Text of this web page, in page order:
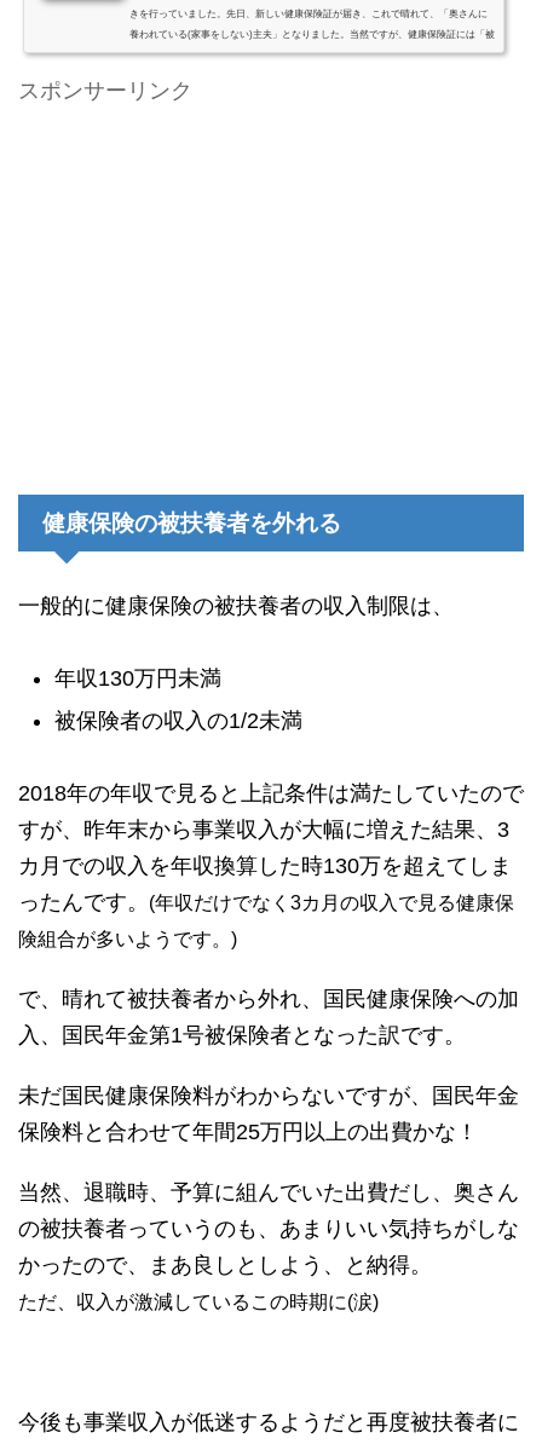
きを行っていました。先日、新しい健康保険証が届き、これで晴れて、「奥さんに
養われている(家事をしない)主夫」となりました。当然ですが、健康保険証には「被
扶養者」と、でかでかと書かれています。病院に行くとき、ちょっと恥ずかしいか
保険証の返却手続き市区町村役場に行って、今まで持っていた国民健康保険証を返
スポンサーリンク
健康保険の被扶養者を外れる
一般的に健康保険の被扶養者の収入制限は、
年収130万円未満
被保険者の収入の1/2未満
2018年の年収で見ると上記条件は満たしていたので
すが、昨年末から事業収入が大幅に増えた結果、3
カ月での収入を年収換算した時130万を超えてしま
ったんです。
(年収だけでなく3カ月の収入で見る健康保
険組合が多いようです。)
で、晴れて被扶養者から外れ、国民健康保険への加
入、国民年金第1号被保険者となった訳です。
未だ国民健康保険料がわからないですが、国民年金
保険料と合わせて年間25万円以上の出費かな！
当然、退職時、予算に組んでいた出費だし、奥さん
の被扶養者っていうのも、あまりいい気持ちがしな
かったので、まあ良しとしよう、と納得。
ただ、収入が激減しているこの時期に(涙)
今後も事業収入が低迷するようだと再度被扶養者に